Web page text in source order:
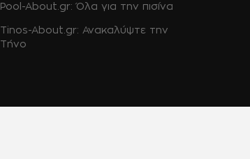
Pool-About.gr: Όλα για την πισίνα
Tinos-About.gr: Ανακαλύψτε την
Τήνο